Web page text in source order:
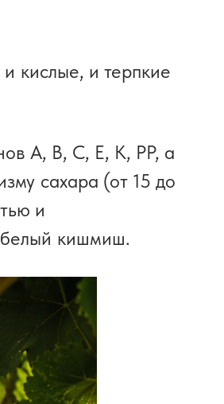
кислые, и терпкие
A, B, C, E, K, PP, а
сахара (от 15 до
и
белый кишмиш.